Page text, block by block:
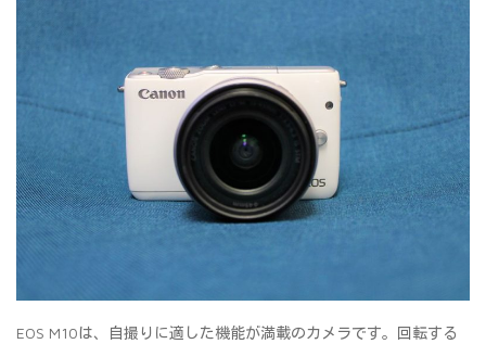
EOS M10は、自撮りに適した機能が満載のカメラです。回転する